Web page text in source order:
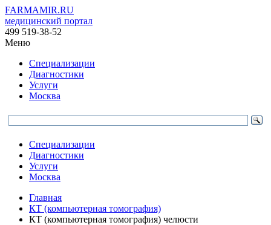
FARMAMIR.RU
медицинский портал
499 519-38-52
Меню
Специализации
Диагностики
Услуги
Москва
Специализации
Диагностики
Услуги
Москва
Главная
КТ (компьютерная томография)
КТ (компьютерная томография) челюсти